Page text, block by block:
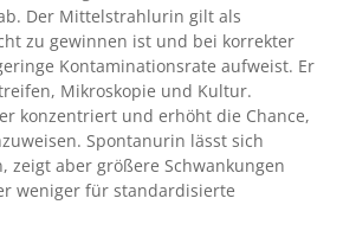
Der Mittelstrahlurin gilt als
zu gewinnen ist und bei korrekter
Kontaminationsrate aufweist. Er
Mikroskopie und Kultur.
konzentriert und erhöht die Chance,
Spontanurin lässt sich
zeigt aber größere Schwankungen
weniger für standardisierte